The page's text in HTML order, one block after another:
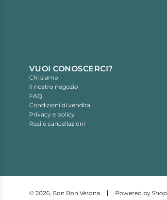
VUOI CONOSCERCI?
Chi siamo
Il nostro negozio
FAQ
Condizioni di vendita
Privacy e policy
Resi e cancellazioni
© 2026, Bon Bon Verona Powered by